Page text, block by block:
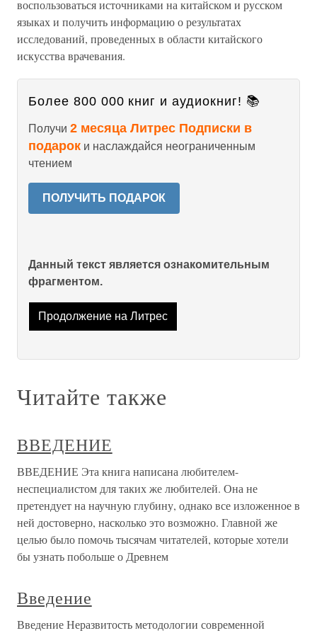
воспользоваться источниками на китайском и русском
языках и получить информацию о результатах
исследований, проведенных в области китайского
искусства врачевания.
Более 800 000 книг и аудиокниг! 📚
Получи 2 месяца Литрес Подписки в
подарок и наслаждайся неограниченным
чтением
ПОЛУЧИТЬ ПОДАРОК
Данный текст является ознакомительным
фрагментом.
Продолжение на Литрес
Читайте также
ВВЕДЕНИЕ
ВВЕДЕНИЕ Эта книга написана любителем-
неспециалистом для таких же любителей. Она не
претендует на научную глубину, однако все изложенное в
ней достоверно, насколько это возможно. Главной же
целью было помочь тысячам читателей, которые хотели
бы узнать побольше о Древнем
Введение
Введение Неразвитость методологии современной